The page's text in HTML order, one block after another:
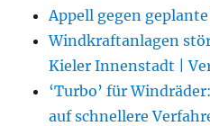
Appell gegen
Windkraftanlagen
Kieler Innenstadt |
‘Turbo’ für
auf schnellere